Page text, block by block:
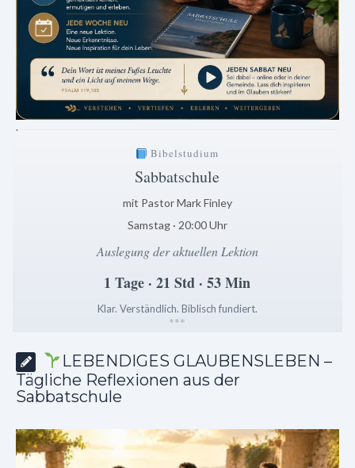
.
Bibelstudium
Sabbatschule
mit Pastor Mark Finley
Samstag · 20:00 Uhr
Auslegung der aktuellen Lektion
1 Tage · 21 Std · 53 Min
Klar. Verständlich. Biblisch fundiert.
***
LEBENDIGES GLAUBENSLEBEN –
Tägliche Reflexionen aus der
Sabbatschule